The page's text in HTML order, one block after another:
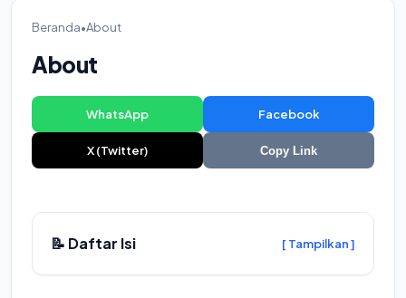
Beranda•About
About
WhatsApp Facebook
X (Twitter) Copy Link
📝 Daftar Isi [ Tampilkan ]